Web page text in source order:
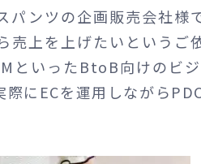
パンツの企画販売会社様
売上を上げたいというご
といったBtoB向けのビ
にECを運用しながら